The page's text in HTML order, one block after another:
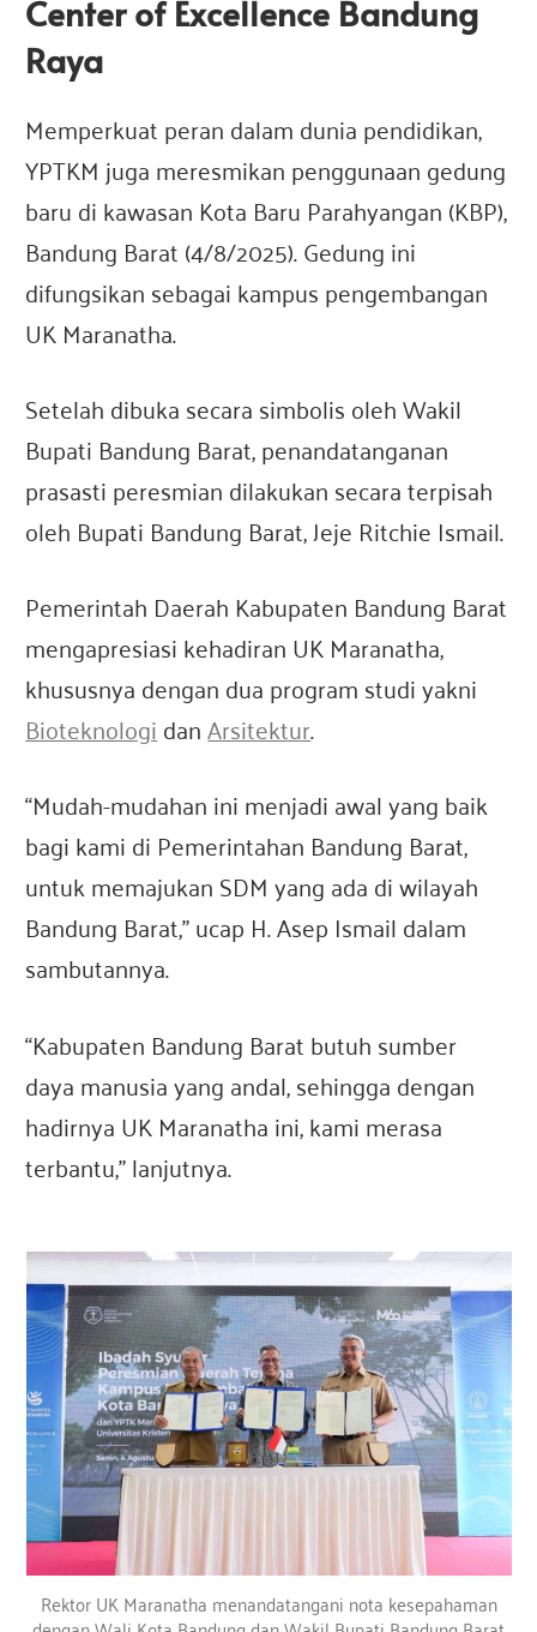
Center of Excellence Bandung
Raya
Memperkuat peran dalam dunia pendidikan,
YPTKM juga meresmikan penggunaan gedung
baru di kawasan Kota Baru Parahyangan (KBP),
Bandung Barat (4/8/2025). Gedung ini
difungsikan sebagai kampus pengembangan
UK Maranatha.
Setelah dibuka secara simbolis oleh Wakil
Bupati Bandung Barat, penandatanganan
prasasti peresmian dilakukan secara terpisah
oleh Bupati Bandung Barat, Jeje Ritchie Ismail.
Pemerintah Daerah Kabupaten Bandung Barat
mengapresiasi kehadiran UK Maranatha,
khususnya dengan dua program studi yakni
BioteknologidanArsitektur.
“Mudah-mudahan ini menjadi awal yang baik
bagi kami di Pemerintahan Bandung Barat,
untuk memajukan SDM yang ada di wilayah
Bandung Barat,” ucap H. Asep Ismail dalam
sambutannya.
“Kabupaten Bandung Barat butuh sumber
daya manusia yang andal, sehingga dengan
hadirnya UK Maranatha ini, kami merasa
terbantu,” lanjutnya.
Rektor UK Maranatha menandatangani nota kesepahaman